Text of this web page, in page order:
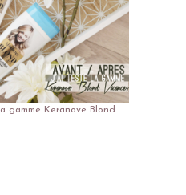
gamme Keranove Blond